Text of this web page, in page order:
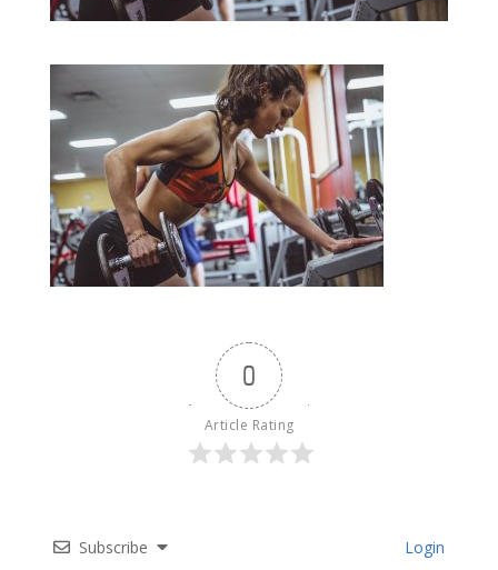
0
Article Rating
Subscribe Login